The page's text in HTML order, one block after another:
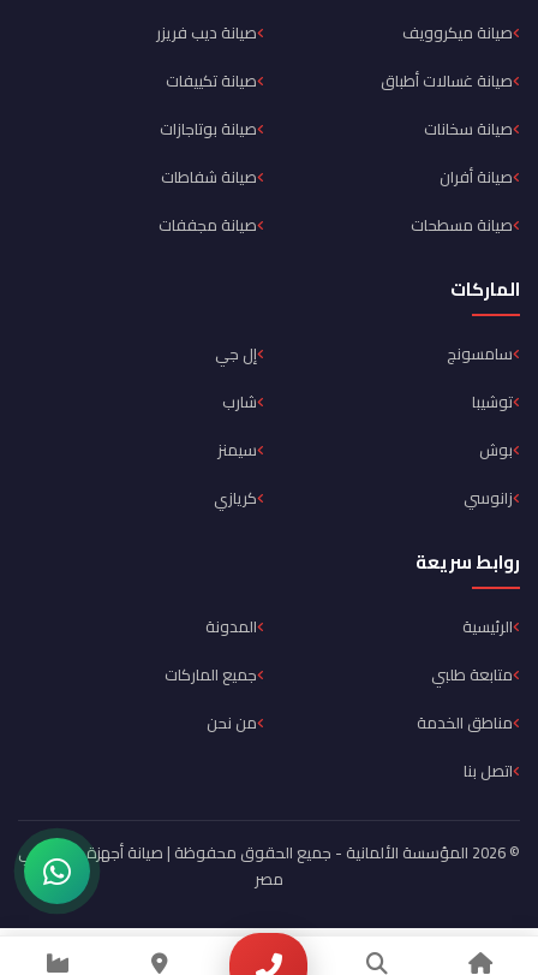
صيانة ميكروويف
صيانة ديب فريزر
صيانة غسالات أطباق
صيانة تكييفات
صيانة سخانات
صيانة بوتاجازات
صيانة أفران
صيانة شفاطات
صيانة مسطحات
صيانة مجففات
الماركات
سامسونج
إل جي
توشيبا
شارب
بوش
سيمنز
زانوسي
كريازي
روابط سريعة
الرئيسية
المدونة
متابعة طلبي
جميع الماركات
مناطق الخدمة
من نحن
اتصل بنا
© 2026 المؤسسة الألمانية - جميع الحقوق محفوظة | صيانة أجهزة منزلية في
مصر